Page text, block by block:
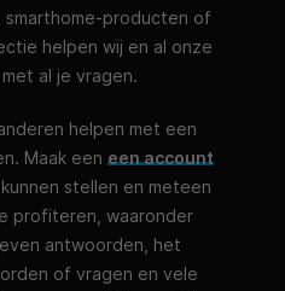
producten of
helpen wij en al onze
al je vragen.
helpen met een
Maak eeneen account
stellen en meteen
profiteren, waaronder
antwoorden, het
of vragen en vele